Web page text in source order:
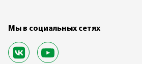
Мы в социальных сетях